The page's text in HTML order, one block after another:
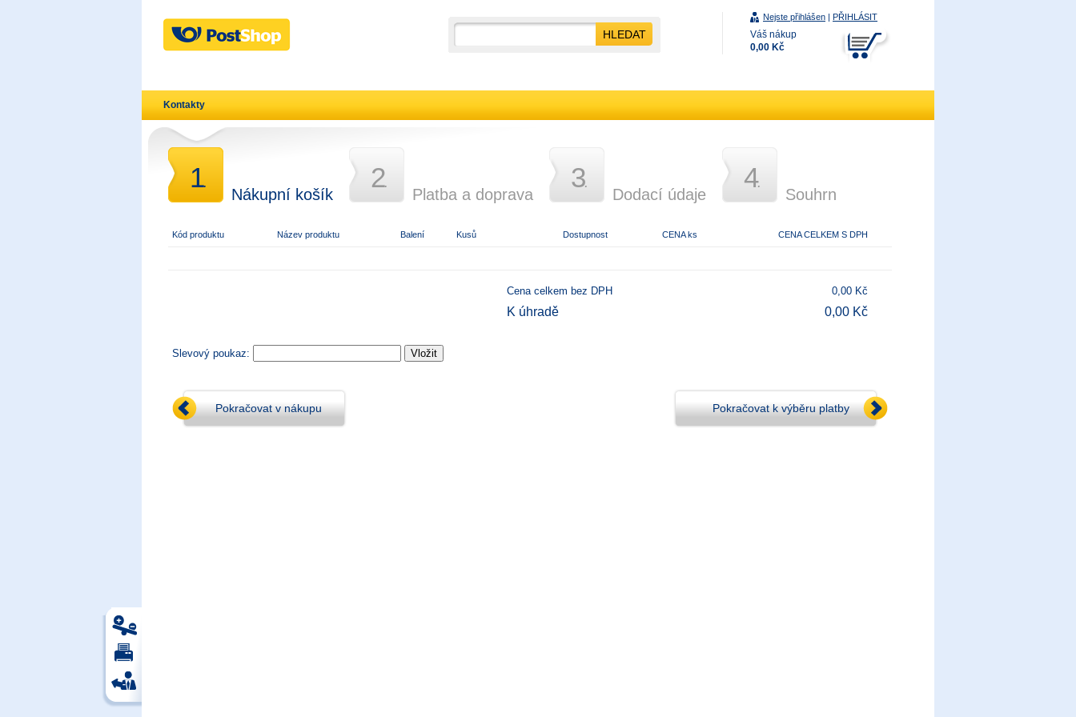
1.
Nákupní košík
2.
Platba a doprava
3.
Dodací údaje
4.
Souhrn
Kód produktu Název produktu Balení Kusů Dostupnost CENA ks CENA CELKEM S DPH
Cena celkem bez DPH 0,00 Kč
K úhradě 0,00 Kč
Slevový poukaz:
Pokračovat v nákupu Pokračovat k výběru platby
Nejste přihlášen | PŘIHLÁSIT
Váš nákup
0,00 Kč
Kontakty